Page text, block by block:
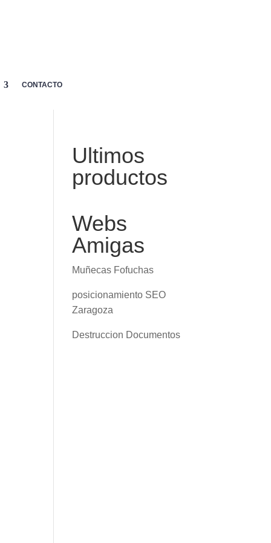
CONTACTO
Ultimos
productos
Webs
Amigas
Muñecas Fofuchas
posicionamiento SEO
Zaragoza
Destruccion Documentos